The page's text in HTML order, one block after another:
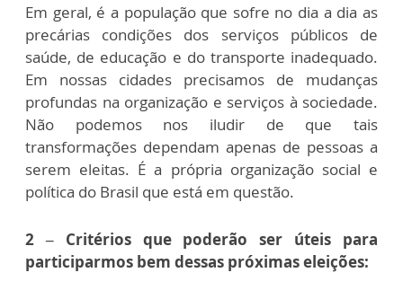
Em geral, é a população que sofre no dia a dia as
precárias condições dos serviços públicos de
saúde, de educação e do transporte inadequado.
Em nossas cidades precisamos de mudanças
profundas na organização e serviços à sociedade.
Não podemos nos iludir de que tais
transformações dependam apenas de pessoas a
serem eleitas. É a própria organização social e
política do Brasil que está em questão.
2 – Critérios que poderão ser úteis para
participarmos bem dessas próximas eleições: